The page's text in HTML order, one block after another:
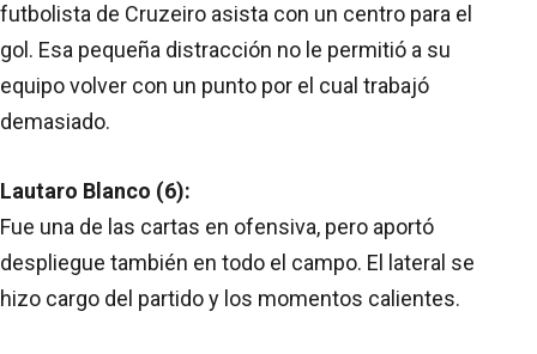
futbolista de Cruzeiro asista con un centro para el
gol. Esa pequeña distracción no le permitió a su
equipo volver con un punto por el cual trabajó
demasiado.
Lautaro Blanco (6):
Fue una de las cartas en ofensiva, pero aportó
despliegue también en todo el campo. El lateral se
hizo cargo del partido y los momentos calientes.